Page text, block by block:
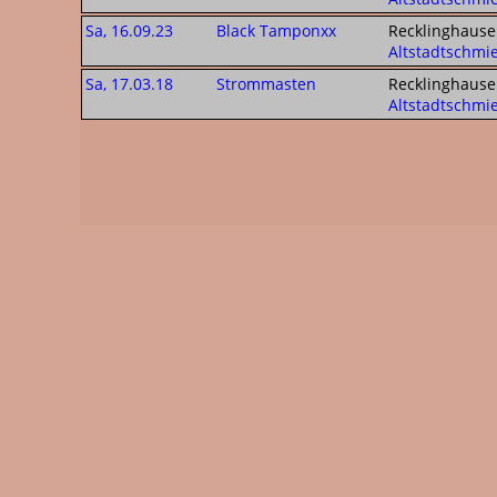
Sa, 16.09.23
Black Tamponxx
Sa, 17.03.18
Strommasten